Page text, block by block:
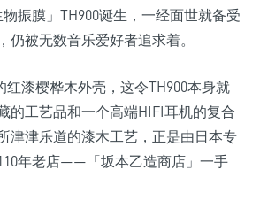
振膜」TH900诞生，一经面世就备受
仍被无数音乐爱好者追求着。
红漆樱桦木外壳，这令TH900本身就
的工艺品和一个高端HIFI耳机的复合
津津乐道的漆木工艺，正是由日本专
年老店——「坂本乙造商店」一手